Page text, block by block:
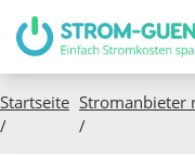
Startseite
/
Stromanbieter
/